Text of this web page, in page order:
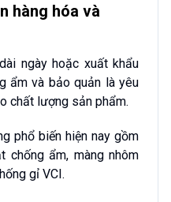
hàng hóa và
ngày hoặc xuất khẩu
ẩm và bảo quản là yêu
chất lượng sản phẩm.
phổ biến hiện nay gồm
chống ẩm, màng nhôm
gỉ VCI.